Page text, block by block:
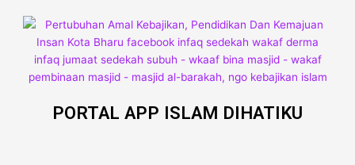
PORTAL APP ISLAM DIHATIKU